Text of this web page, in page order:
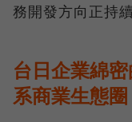
務開發方向正持
台日企業綿
系商業生態圈